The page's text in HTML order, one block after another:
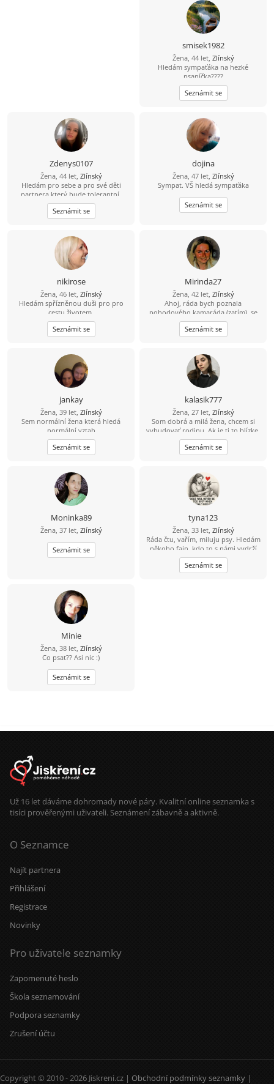
smisek1982
Žena, 44 let, Zlínský
Hledám sympaťáka na hezké
psaníčka????
Seznámit se
Zdenys0107
Žena, 44 let, Zlínský
Hledám pro sebe a pro své děti
partnera,který bude tolerantní,
veselý,pohodový ,a který nás bude
mít rad...
Seznámit se
dojina
Žena, 47 let, Zlínský
Sympat. VŠ hledá sympaťáka
Seznámit se
nikirose
Žena, 46 let, Zlínský
Hledám spřízněnou duši pro pro
cestu životem.
Seznámit se
Mirinda27
Žena, 42 let, Zlínský
Ahoj, ráda bych poznala
pohodového kamaráda (zatím), se
kterým můžu probrat snad úplně
všechno :), najde se takový? :)
Seznámit se
jankay
Žena, 39 let, Zlínský
Sem normální žena která hledá
normální vztah
Seznámit se
kalasik777
Žena, 27 let, Zlínský
Som dobrá a milá žena, chcem si
vybudovať rodinu. Ak je ti to blízke,
poďme sa zoznámiť.
Seznámit se
Moninka89
Žena, 37 let, Zlínský
Seznámit se
tyna123
Žena, 33 let, Zlínský
Ráda čtu, vařím, miluju psy. Hledám
někoho fajn, kdo to s námi vydrží
???? a jen tak se nezalekne
Seznámit se
Minie
Žena, 38 let, Zlínský
Co psat?? Asi nic :)
Seznámit se
Už 16 let dáváme dohromady nové páry. Kvalitní online seznamka s
tisíci prověřenými uživateli. Seznámení zábavně a aktivně.
O Seznamce
Najít partnera
Přihlášení
Registrace
Novinky
Pro uživatele seznamky
Zapomenuté heslo
Škola seznamování
Podpora seznamky
Zrušení účtu
Copyright © 2010 - 2026 Jiskreni.cz | Obchodní podmínky seznamky |